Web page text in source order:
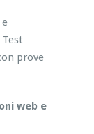
prove
web e